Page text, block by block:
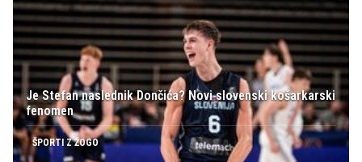
Je Stefan naslednik Dončića? Novi slovenski košarkarski
fenomen
ŠPORTI Z ŽOGO